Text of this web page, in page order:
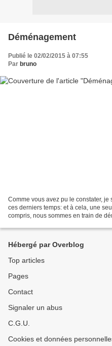
Déménagement
Publié le 02/02/2015 à 07:55
Par bruno
Comme vous avez pu le constater,
ces derniers temps: et à cela, une
compris, nous sommes en train de
Hébergé par Overblog
Top articles
Pages
Contact
Signaler un abus
C.G.U.
Cookies et données